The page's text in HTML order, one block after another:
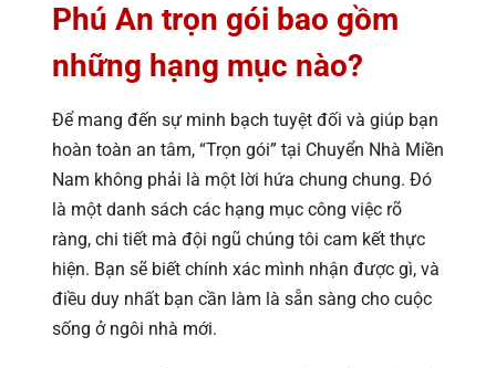
Phú An trọn gói bao gồm
những hạng mục nào?
Để mang đến sự minh bạch tuyệt đối và giúp bạn
hoàn toàn an tâm, “Trọn gói” tại Chuyển Nhà Miền
Nam không phải là một lời hứa chung chung. Đó
là một danh sách các hạng mục công việc rõ
ràng, chi tiết mà đội ngũ chúng tôi cam kết thực
hiện. Bạn sẽ biết chính xác mình nhận được gì, và
điều duy nhất bạn cần làm là sẵn sàng cho cuộc
sống ở ngôi nhà mới.